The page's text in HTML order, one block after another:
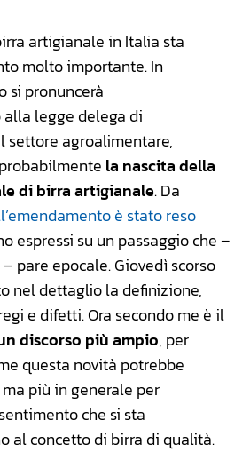
artigianale in Italia sta
molto importante. In
si pronuncerà
alla legge delega di
settore agroalimentare,
la nascita della
di birra artigianale. Da
è stato reso
espressi su un passaggio che –
pare epocale. Giovedì scorso
nel dettaglio la definizione,
e difetti. Ora secondo me è il
discorso più ampio, per
questa novità potrebbe
più in generale per
che si sta
al concetto di birra di qualità.